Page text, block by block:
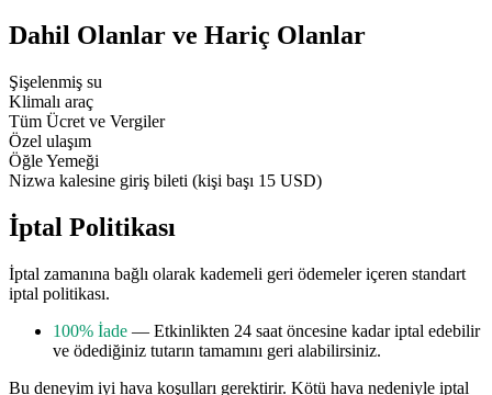
Dahil Olanlar ve Hariç Olanlar
Şişelenmiş su
Klimalı araç
Tüm Ücret ve Vergiler
Özel ulaşım
Öğle Yemeği
Nizwa kalesine giriş bileti (kişi başı 15 USD)
İptal Politikası
İptal zamanına bağlı olarak kademeli geri ödemeler içeren standart
iptal politikası.
100% İade — Etkinlikten 24 saat öncesine kadar iptal edebilir
ve ödediğiniz tutarın tamamını geri alabilirsiniz.
Bu deneyim iyi hava koşulları gerektirir. Kötü hava nedeniyle iptal